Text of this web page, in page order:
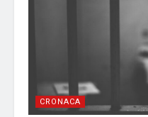
CRONACA